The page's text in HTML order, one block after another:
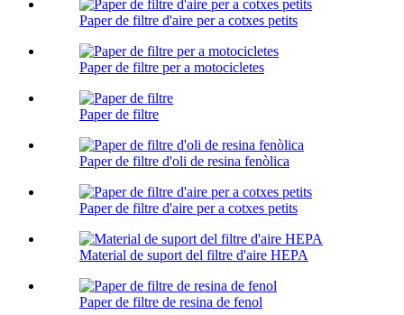
Paper de filtre d'aire per a cotxes petits
Paper de filtre per a motocicletes
Paper de filtre
Paper de filtre d'oli de resina fenòlica
Paper de filtre d'aire per a cotxes petits
Material de suport del filtre d'aire HEPA
Paper de filtre de resina de fenol